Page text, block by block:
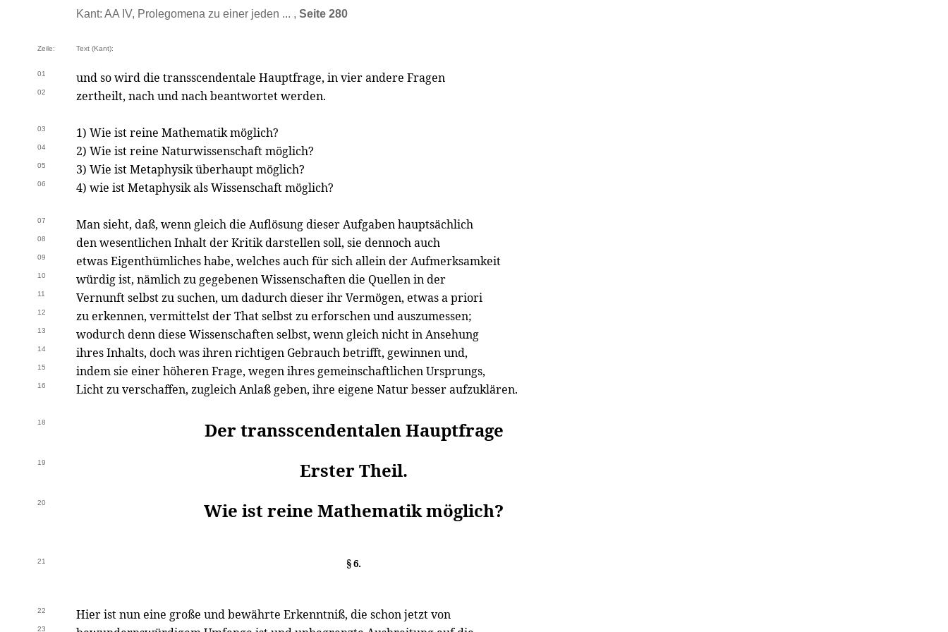
Kant: AA IV, Prolegomena zu einer jeden ... , Seite 280
Zeile: Text (Kant):
01 und so wird die transscendentale Hauptfrage, in vier andere Fragen
02 zertheilt, nach und nach beantwortet werden.
03 1) Wie ist reine Mathematik möglich?
04 2) Wie ist reine Naturwissenschaft möglich?
05 3) Wie ist Metaphysik überhaupt möglich?
06 4) wie ist Metaphysik als Wissenschaft möglich?
07 Man sieht, daß, wenn gleich die Auflösung dieser Aufgaben hauptsächlich
08 den wesentlichen Inhalt der Kritik darstellen soll, sie dennoch auch
09 etwas Eigenthümliches habe, welches auch für sich allein der Aufmerksamkeit
10 würdig ist, nämlich zu gegebenen Wissenschaften die Quellen in der
11 Vernunft selbst zu suchen, um dadurch dieser ihr Vermögen, etwas a priori
12 zu erkennen, vermittelst der That selbst zu erforschen und auszumessen;
13 wodurch denn diese Wissenschaften selbst, wenn gleich nicht in Ansehung
14 ihres Inhalts, doch was ihren richtigen Gebrauch betrifft, gewinnen und,
15 indem sie einer höheren Frage, wegen ihres gemeinschaftlichen Ursprungs,
16 Licht zu verschaffen, zugleich Anlaß geben, ihre eigene Natur besser aufzuklären.
18 Der transscendentalen Hauptfrage
19 Erster Theil.
20 Wie ist reine Mathematik möglich?
21 § 6.
22 Hier ist nun eine große und bewährte Erkenntniß, die schon jetzt von
23